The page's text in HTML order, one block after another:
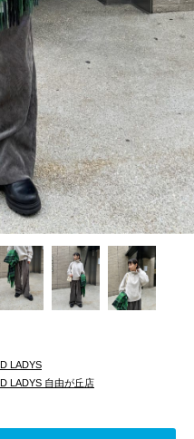
LADYS
LADYS 自由が丘店